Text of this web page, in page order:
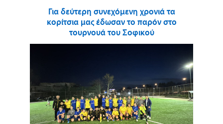
Για δεύτερη συνεχόμενη χρονιά τα
κορίτσια μας έδωσαν το παρόν στο
τουρνουά του Σοφικού